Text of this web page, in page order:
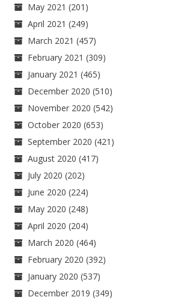
May 2021 (201)
April 2021 (249)
March 2021 (457)
February 2021 (309)
January 2021 (465)
December 2020 (510)
November 2020 (542)
October 2020 (653)
September 2020 (421)
August 2020 (417)
July 2020 (202)
June 2020 (224)
May 2020 (248)
April 2020 (204)
March 2020 (464)
February 2020 (392)
January 2020 (537)
December 2019 (349)